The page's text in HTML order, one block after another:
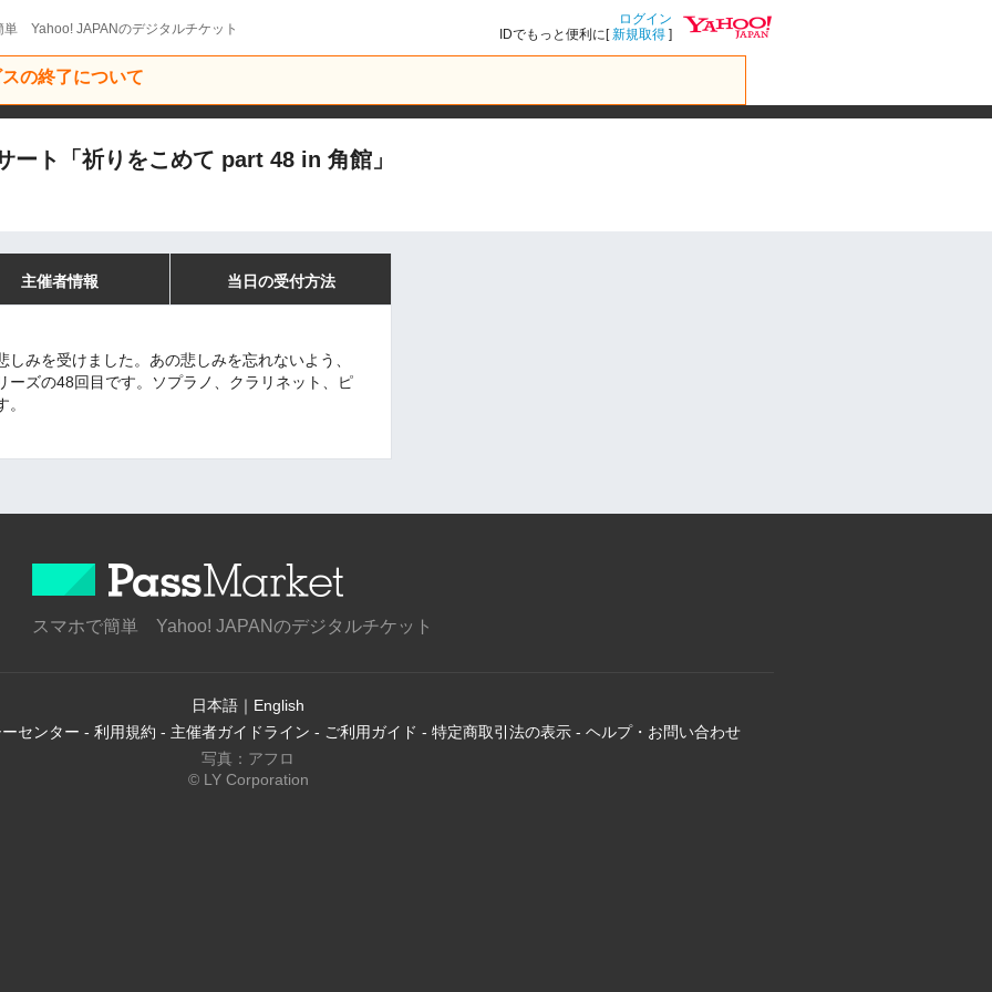
単 Yahoo! JAPANのデジタルチケット
ログイン
IDでもっと便利に[新規取得 ]
の終了について
ート「祈りをこめて part 48 in 角館」
主催者情報 当日の受付方法
みを受けました。あの悲しみを忘れないよう、
ーズの48回目です。ソプラノ、クラリネット、ピ
スマホで簡単 Yahoo! JAPANのデジタルチケット
日本語 ｜ English
センター - 利用規約 - 主催者ガイドライン - ご利用ガイド - 特定商取引法の表示 - ヘルプ・お問い合わせ
写真：アフロ
© LY Corporation